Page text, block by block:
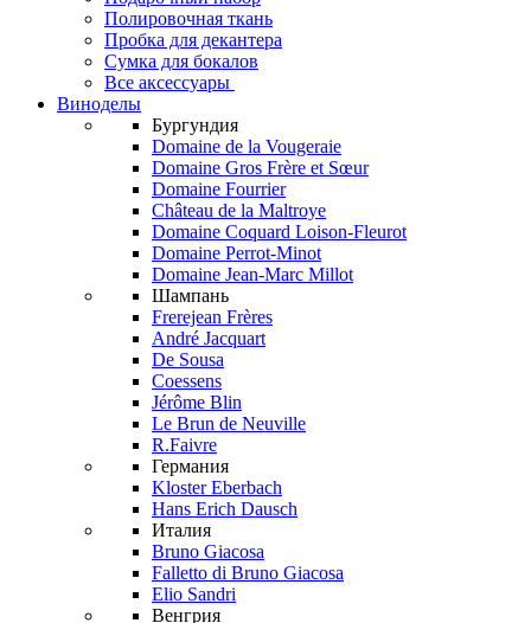
Полировочная ткань
Пробка для декантера
Сумка для бокалов
Все аксессуары
Виноделы
Бургундия
Domaine de la Vougeraie
Domaine Gros Frère et Sœur
Domaine Fourrier
Château de la Maltroye
Domaine Coquard Loison-Fleurot
Domaine Perrot-Minot
Domaine Jean-Marc Millot
Шампань
Frerejean Frères
André Jacquart
De Sousa
Coessens
Jérôme Blin
Le Brun de Neuville
R.Faivre
Германия
Kloster Eberbach
Hans Erich Dausch
Италия
Bruno Giacosa
Falletto di Bruno Giacosa
Elio Sandri
Венгрия